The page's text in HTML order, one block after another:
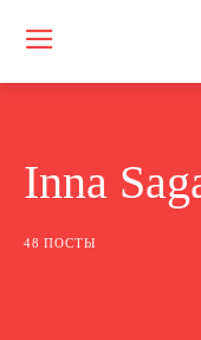
Inna
48 ПОСТЫ